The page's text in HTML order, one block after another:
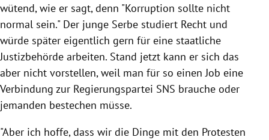
wütend, wie er sagt, denn "Korruption sollte nicht
normal sein." Der junge Serbe studiert Recht und
würde später eigentlich gern für eine staatliche
Justizbehörde arbeiten. Stand jetzt kann er sich das
aber nicht vorstellen, weil man für so einen Job eine
Verbindung zur Regierungspartei SNS brauche oder
jemanden bestechen müsse.
"Aber ich hoffe, dass wir die Dinge mit den Protesten